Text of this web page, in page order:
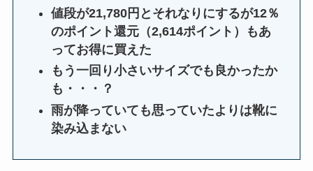
値段が21,780円とそれなりにするが12％
のポイント還元（2,614ポイント）もあ
ってお得に買えた
もう一回り小さいサイズでも良かったか
も・・・？
雨が降っていても思っていたよりは靴に
染み込まない